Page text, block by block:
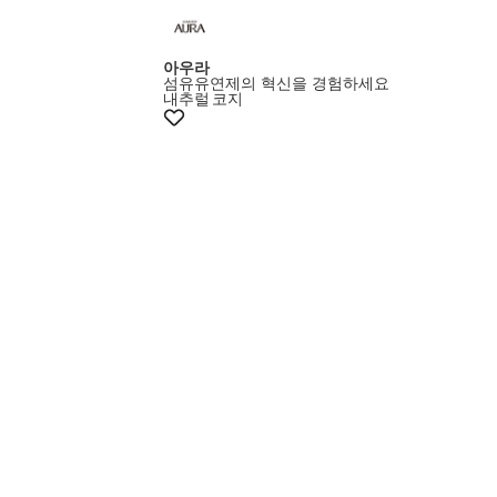
멤버스15%쿠폰
아우라
섬유유연제의 혁신을 경험하세요
내추럴 코지